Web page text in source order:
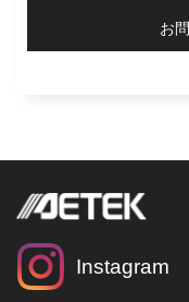
お
Instagram